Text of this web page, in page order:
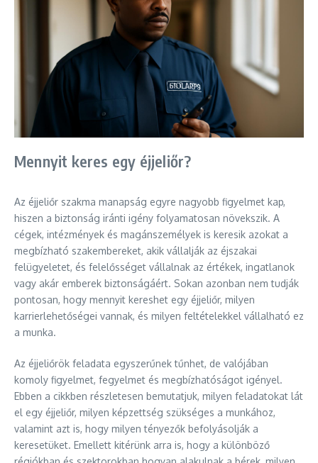
Mennyit keres egy éjjeliőr?
Az éjjeliőr szakma manapság egyre nagyobb figyelmet kap,
hiszen a biztonság iránti igény folyamatosan növekszik. A
cégek, intézmények és magánszemélyek is keresik azokat a
megbízható szakembereket, akik vállalják az éjszakai
felügyeletet, és felelősséget vállalnak az értékek, ingatlanok
vagy akár emberek biztonságáért. Sokan azonban nem tudják
pontosan, hogy mennyit kereshet egy éjjeliőr, milyen
karrierlehetőségei vannak, és milyen feltételekkel vállalható ez
a munka.
Az éjjeliőrök feladata egyszerűnek tűnhet, de valójában
komoly figyelmet, fegyelmet és megbízhatóságot igényel.
Ebben a cikkben részletesen bemutatjuk, milyen feladatokat lát
el egy éjjeliőr, milyen képzettség szükséges a munkához,
valamint azt is, hogy milyen tényezők befolyásolják a
keresetüket. Emellett kitérünk arra is, hogy a különböző